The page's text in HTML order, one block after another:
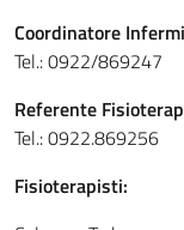
Coordinatore
Tel.: 0922/869247
Referente
Tel.: 0922.869256
Fisioterapisti: